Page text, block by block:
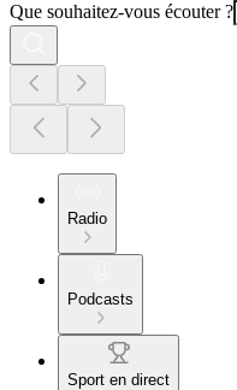
Que souhaitez-vous écouter ?
Radio
Podcasts
Sport en direct